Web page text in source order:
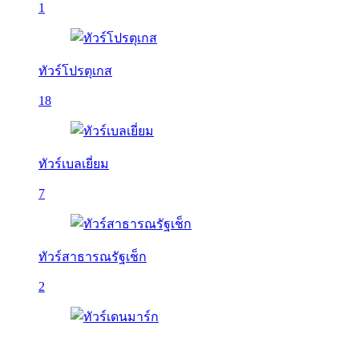
1
ทัวร์โปรตุเกส
18
ทัวร์เบลเยี่ยม
7
ทัวร์สาธารณรัฐเช็ก
2